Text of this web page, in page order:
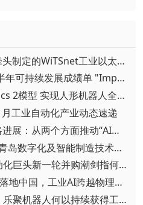
▪ 性能提升5至10倍 我国牵头制定的WiTSnet工业以太网国际标准正式发布
▪ 施耐德电气发布2026上半年可持续发展成绩单 "Impact 2030"路线图开局稳健
▪ 谷歌发布Gemini Robotics 2模型 实现人形机器人全身智能控制突破
工业自动化产业动态速递
▪ 汇川技术首次披露AI战略进展：从两个方面推动“AI业务化”落地
▪ 聚焦智造新机遇！2026 青岛数字化及智能制造技术论坛圆满落幕
▪ 相继宣布重磅收购，自动化巨头新一轮并购潮剑指何方？
▪ 西门子Eigen工程智能体落地中国，工业AI跨越物理世界“确定性”拐点
▪ 与哈金森达成战略合作，乐聚机器人何以持续获得工业巨头青睐？